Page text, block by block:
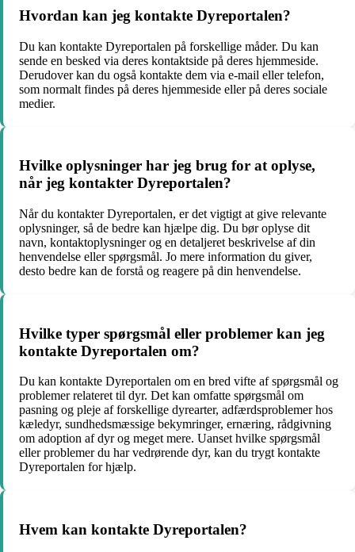
Hvordan kan jeg kontakte Dyreportalen?
Du kan kontakte Dyreportalen på forskellige måder. Du kan
sende en besked via deres kontaktside på deres hjemmeside.
Derudover kan du også kontakte dem via e-mail eller telefon,
som normalt findes på deres hjemmeside eller på deres sociale
medier.
Hvilke oplysninger har jeg brug for at oplyse,
når jeg kontakter Dyreportalen?
Når du kontakter Dyreportalen, er det vigtigt at give relevante
oplysninger, så de bedre kan hjælpe dig. Du bør oplyse dit
navn, kontaktoplysninger og en detaljeret beskrivelse af din
henvendelse eller spørgsmål. Jo mere information du giver,
desto bedre kan de forstå og reagere på din henvendelse.
Hvilke typer spørgsmål eller problemer kan jeg
kontakte Dyreportalen om?
Du kan kontakte Dyreportalen om en bred vifte af spørgsmål og
problemer relateret til dyr. Det kan omfatte spørgsmål om
pasning og pleje af forskellige dyrearter, adfærdsproblemer hos
kæledyr, sundhedsmæssige bekymringer, ernæring, rådgivning
om adoption af dyr og meget mere. Uanset hvilke spørgsmål
eller problemer du har vedrørende dyr, kan du trygt kontakte
Dyreportalen for hjælp.
Hvem kan kontakte Dyreportalen?